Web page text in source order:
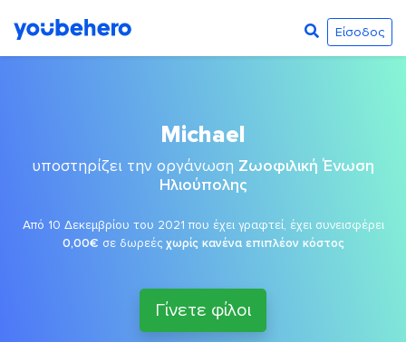
Είσοδος
Michael
υποστηρίζει την οργάνωση Ζωοφιλική Ένωση
Ηλιούπολης
Από 10 Δεκεμβρίου του 2021 που έχει γραφτεί, έχει συνεισφέρει
0,00€ σε δωρεές χωρίς κανένα επιπλέον κόστος
Γίνετε φίλοι